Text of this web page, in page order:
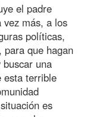
el padre
vez más, a los
políticas,
para que hagan
una
esta terrible
es